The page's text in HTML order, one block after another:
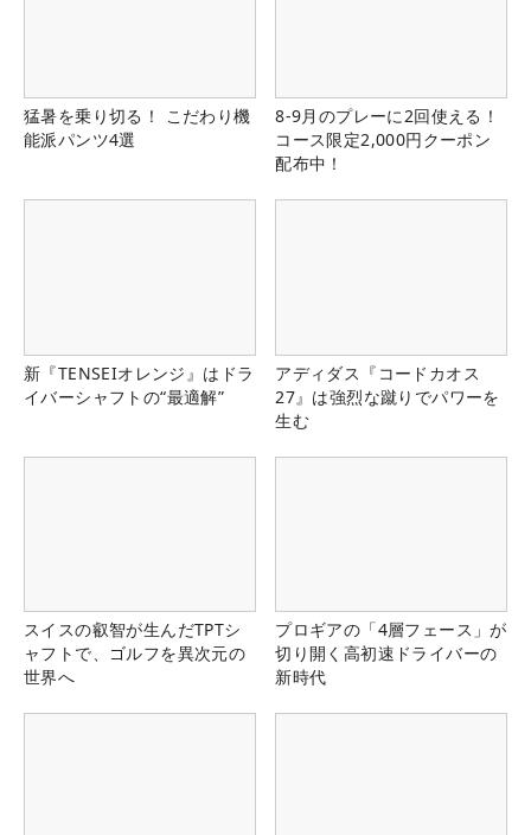
猛暑を乗り切る！ こだわり機
能派パンツ4選
8-9月のプレーに2回使える！
コース限定2,000円クーポン
配布中！
新『TENSEIオレンジ』はドラ
イバーシャフトの“最適解”
アディダス『コードカオス
27』は強烈な蹴りでパワーを
生む
スイスの叡智が生んだTPTシ
ャフトで、ゴルフを異次元の
世界へ
プロギアの「4層フェース」が
切り開く高初速ドライバーの
新時代